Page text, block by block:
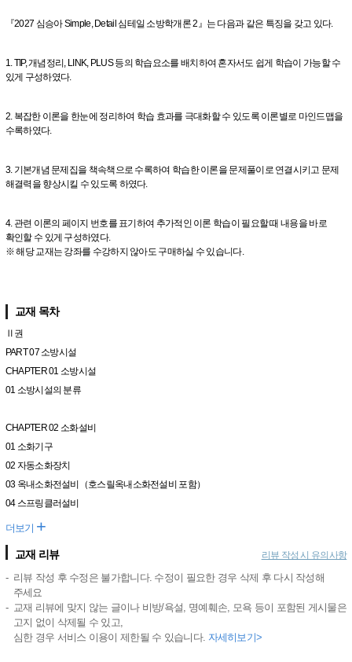
『2027 심승아 Simple, Detail 심테일 소방학개론 2』는 다음과 같은 특징을 갖고 있다.
1. TIP, 개념정리, LINK, PLUS 등의 학습요소를 배치하여 혼자서도 쉽게 학습이 가능할 수
있게 구성하였다.
2. 복잡한 이론을 한눈에 정리하여 학습 효과를 극대화할 수 있도록 이론별로 마인드맵을
수록하였다.
3. 기본개념 문제집을 책속책으로 수록하여 학습한 이론을 문제풀이로 연결시키고 문제
해결력을 향상시킬 수 있도록 하였다.
4. 관련 이론의 페이지 번호를 표기하여 추가적인 이론 학습이 필요할 때 내용을 바로
확인할 수 있게 구성하였다.
※ 해당 교재는 강좌를 수강하지 않아도 구매하실 수 있습니다.
교재 목차
Ⅱ권
PART 07 소방시설
CHAPTER 01 소방시설
01 소방시설의 분류
CHAPTER 02 소화설비
01 소화기구
02 자동소화장치
03 옥내소화전설비（호스릴옥내소화전설비 포함）
04 스프링클러설비
더보기 +
교재 리뷰 리뷰 작성 시 유의사항
리뷰 작성 후 수정은 불가합니다. 수정이 필요한 경우 삭제 후 다시 작성해
주세요
교재 리뷰에 맞지 않는 글이나 비방/욕설, 명예훼손, 모욕 등이 포함된 게시물은
고지 없이 삭제될 수 있고,
심한 경우 서비스 이용이 제한될 수 있습니다. 자세히보기>